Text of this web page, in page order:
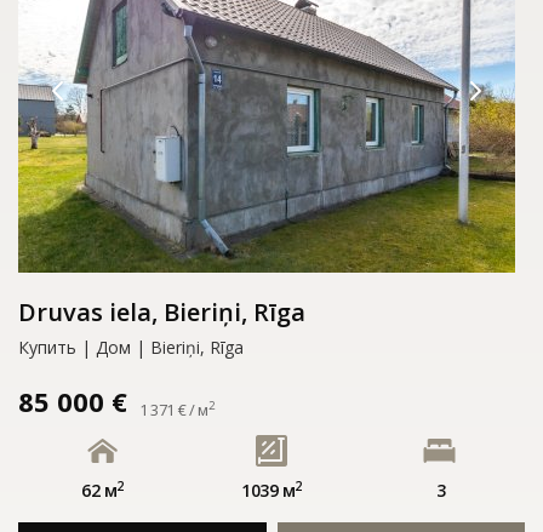
Druvas iela, Bieriņi, Rīga
Купить | Дом | Bieriņi, Rīga
85 000 € 1 371 € / м2
62 м2 1039 м2 3